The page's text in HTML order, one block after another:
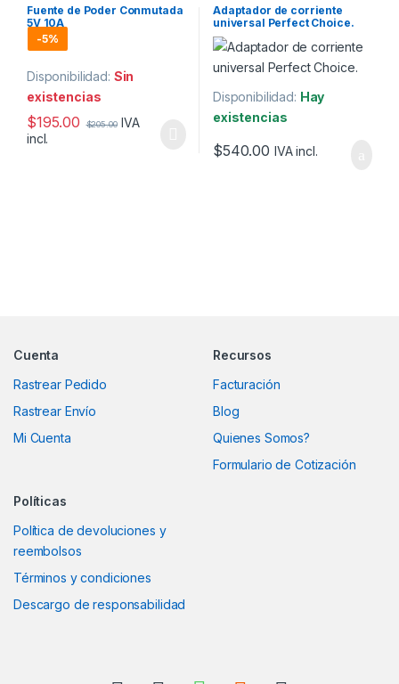
Fuente de Poder Conmutada
5V 10A
-5%
Disponibilidad: Sin
existencias
$195.00 $205.00 IVA
incl.
Adaptador de corriente
universal Perfect Choice.
Disponibilidad: Hay
existencias
$540.00 IVA incl.
Cuenta
Rastrear Pedido
Rastrear Envío
Mi Cuenta
Recursos
Facturación
Blog
Quienes Somos?
Formulario de Cotización
Políticas
Política de devoluciones y
reembolsos
Términos y condiciones
Descargo de responsabilidad